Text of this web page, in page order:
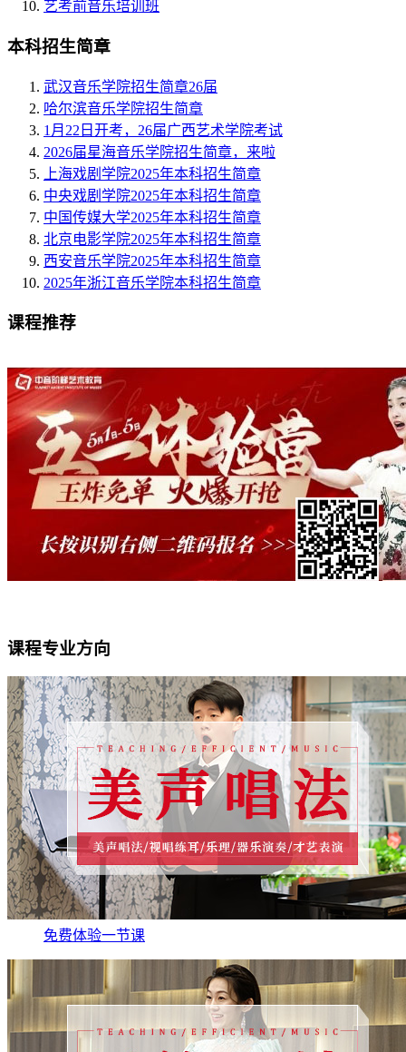
艺考前音乐培训班
本科招生简章
武汉音乐学院招生简章26届
哈尔滨音乐学院招生简章
1月22日开考，26届广西艺术学院考试
2026届星海音乐学院招生简章，来啦
上海戏剧学院2025年本科招生简章
中央戏剧学院2025年本科招生简章
中国传媒大学2025年本科招生简章
北京电影学院2025年本科招生简章
西安音乐学院2025年本科招生简章
2025年浙江音乐学院本科招生简章
课程推荐
课程专业方向
免费体验一节课